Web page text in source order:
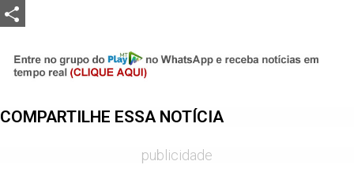
LinkedIn
COMPARTILHE ESSA NOTÍCIA
publicidade